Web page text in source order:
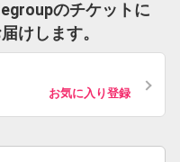
のチケットに
けします。
お気に入り登録